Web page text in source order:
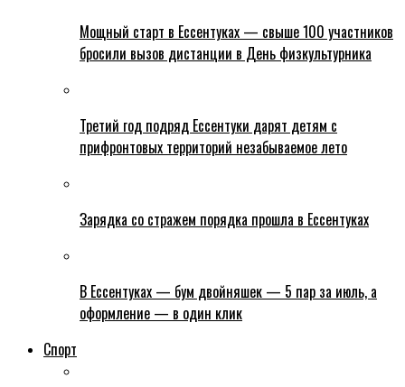
Мощный старт в Ессентуках — свыше 100 участников
бросили вызов дистанции в День физкультурника
Третий год подряд Ессентуки дарят детям с
прифронтовых территорий незабываемое лето
Зарядка со стражем порядка прошла в Ессентуках
В Ессентуках — бум двойняшек — 5 пар за июль, а
оформление — в один клик
Спорт